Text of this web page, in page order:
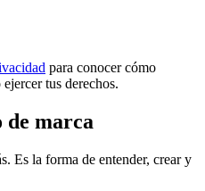
para conocer cómo
tus derechos.
de marca
Es la forma de entender, crear y